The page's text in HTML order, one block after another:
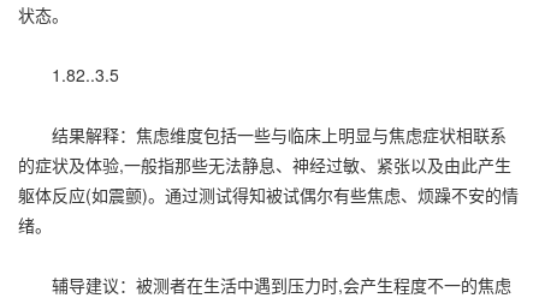
状态。
1.82..3.5
结果解释：焦虑维度包括一些与临床上明显与焦虑症状相联系
的症状及体验,一般指那些无法静息、神经过敏、紧张以及由此产生
躯体反应(如震颤)。通过测试得知被试偶尔有些焦虑、烦躁不安的情
绪。
辅导建议：被测者在生活中遇到压力时,会产生程度不一的焦虑